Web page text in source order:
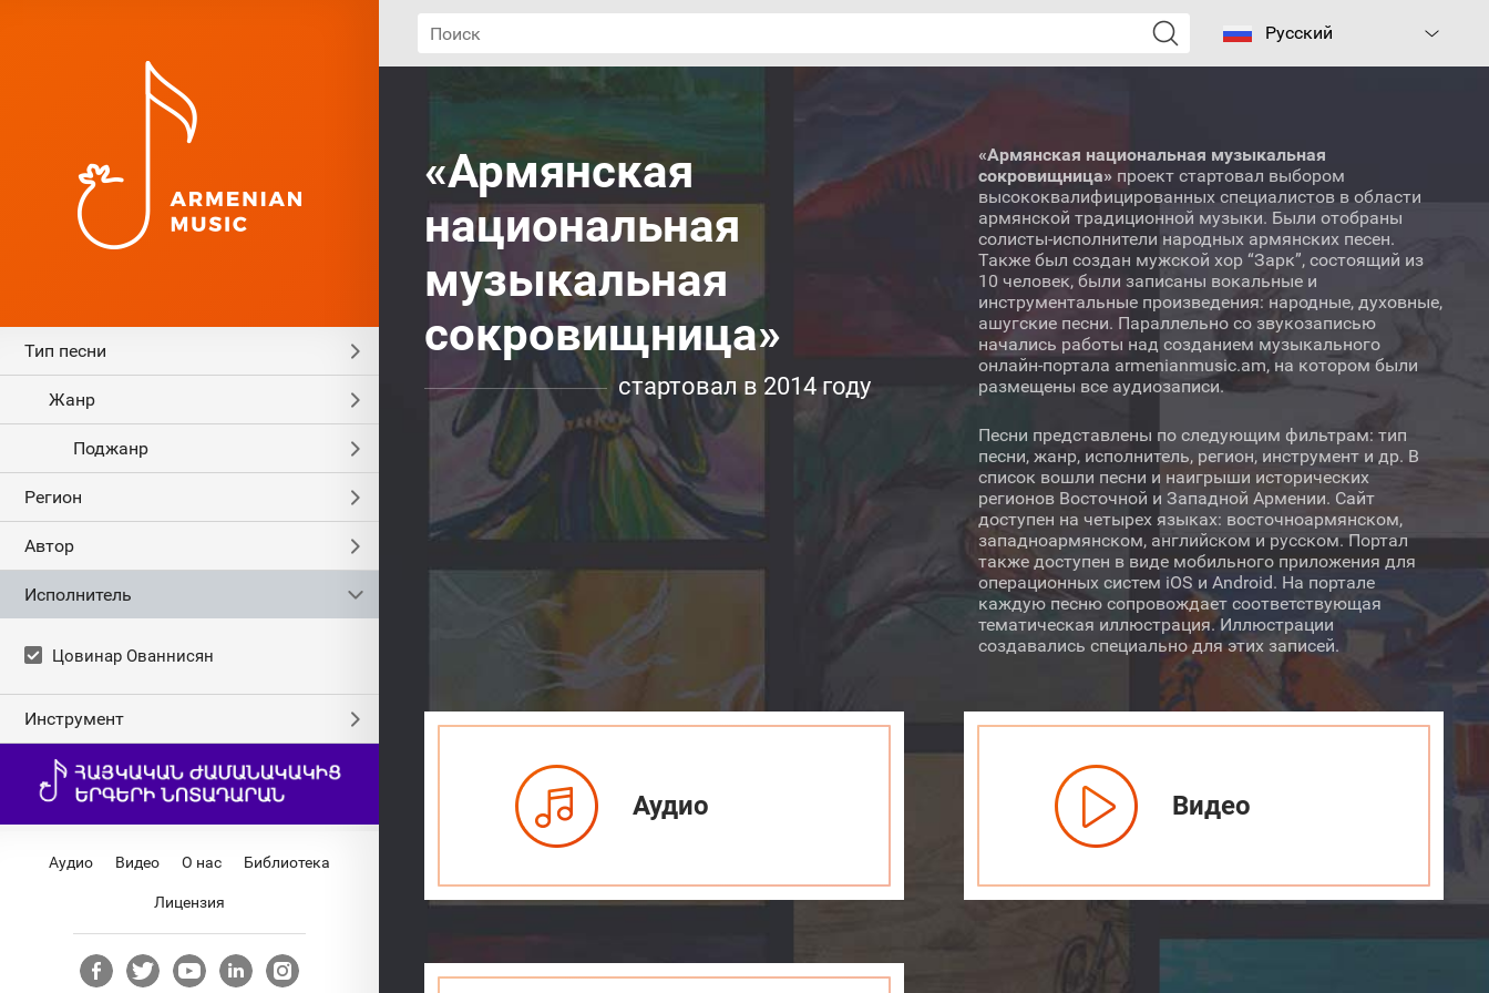
Тип песни
Жанр
Поджанр
Регион
Автор
Исполнитель
Цовинар Ованнисян
Инструмент
Аудио Видео О нас Библиотека
Лицензия
«Армянская
национальная
музыкальная
сокровищница»
стартовал в 2014 году
«Армянская национальная музыкальная
сокровищница» проект стартовал выбором
высококвалифицированных специалистов в области
армянской традиционной музыки. Были отобраны
солисты-исполнители народных армянских песен.
Также был создан мужской хор “Зарк”, состоящий из
10 человек, были записаны вокальные и
инструментальные произведения: народные, духовные,
ашугские песни. Параллельно со звукозаписью
начались работы над созданием музыкального
онлайн-портала armenianmusic.am, на котором были
размещены все аудиозаписи.
Песни представлены по следующим фильтрам: тип
песни, жанр, исполнитель, регион, инструмент и др. В
список вошли песни и наигрыши исторических
регионов Восточной и Западной Армении. Сайт
доступен на четырех языках: восточноармянском,
западноармянском, английском и русском. Портал
также доступен в виде мобильного приложения для
операционных систем iOS и Android. На портале
каждую песню сопровождает соответствующая
тематическая иллюстрация. Иллюстрации
создавались специально для этих записей.
Аудио Видео
Русский